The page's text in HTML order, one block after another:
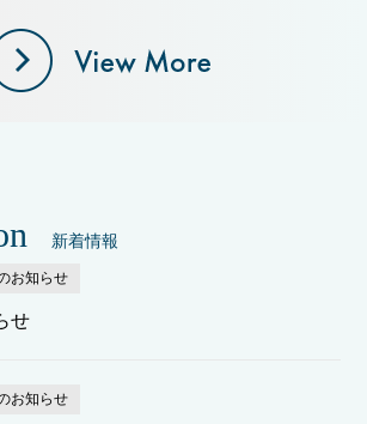
新着情報
お知らせ
せ
お知らせ